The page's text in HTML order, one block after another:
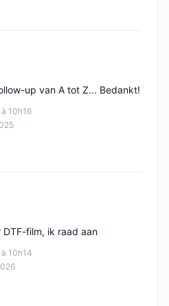
10h16
up van A tot Z... Bedankt!
10h14
film, ik raad aan